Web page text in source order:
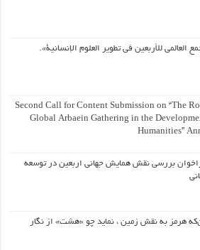
العالمي للأربعين في تطوير العلوم الإنسانية».
Second Call for Content Submission on “The
Global Arbaein Gathering in the
Humanities”
بررسی نقش همایش جهانی اربعین در توسعه
هرمز به نقش زمین ، نماید چو «هشت» از نگار